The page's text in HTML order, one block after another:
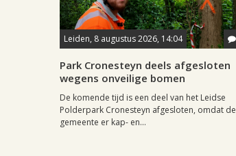
Leiden, 8 augustus 2026, 14:04
Park Cronesteyn deels afgesloten
wegens onveilige bomen
De komende tijd is een deel van het Leidse
Polderpark Cronesteyn afgesloten, omdat de
gemeente er kap- en...